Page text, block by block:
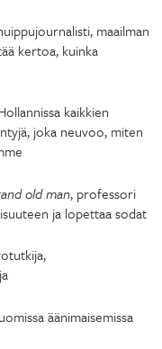
maailman
kertoa, kuinka
kaikkien
joka neuvoo, miten
old man, professori
ja lopettaa sodat
äänimaisemissa